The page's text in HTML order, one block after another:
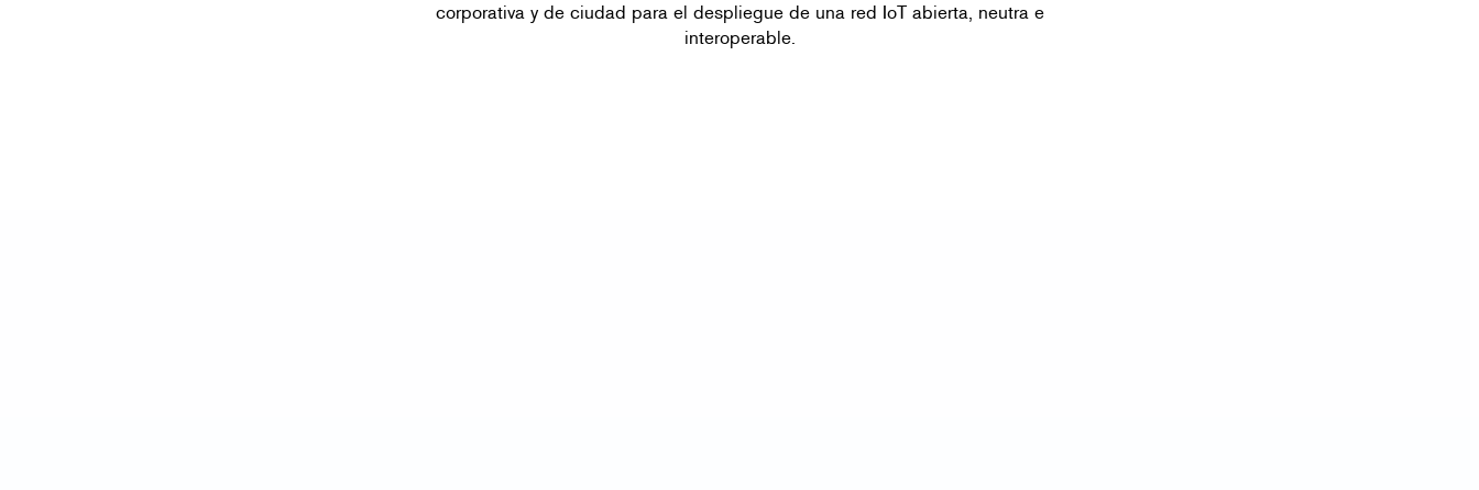
corporativa y de ciudad para el despliegue de una red IoT abierta, neutra e
interoperable.